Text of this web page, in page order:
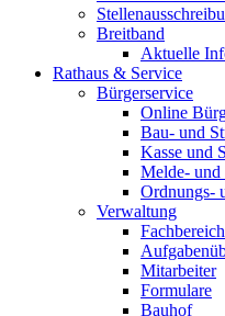
Breitband
Aktuelle
Rathaus & Service
Bürgerservice
Online
Bau- und
Kasse und
Melde- und
Ordnungs-
Verwaltung
Mitarbeiter
Formulare
Bauhof